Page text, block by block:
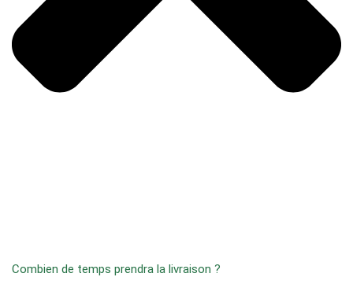
Combien de temps prendra la livraison ?